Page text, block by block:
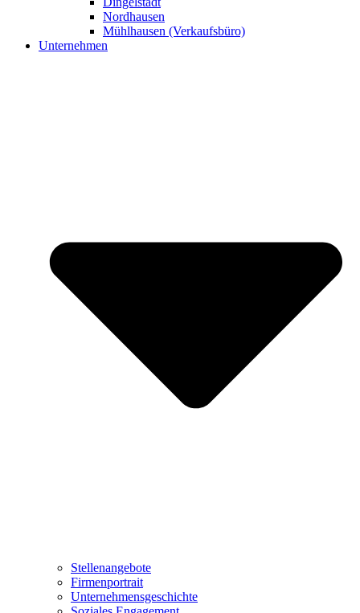
Nordhausen
Mühlhausen (Verkaufsbüro)
Unternehmen
Stellenangebote
Firmenportrait
Unternehmensgeschichte